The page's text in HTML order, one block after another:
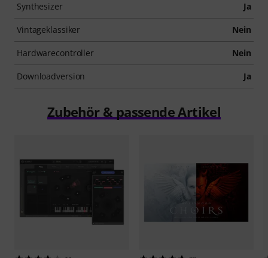
Synthesizer Ja
Vintageklassiker Nein
Hardwarecontroller Nein
Downloadversion Ja
Zubehör & passende Artikel